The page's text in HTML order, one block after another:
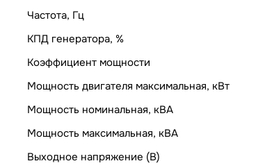
Частота, Гц
КПД генератора, %
Коэффициент мощности
Мощность двигателя максимальная, кВт
Мощность номинальная, кВА
Мощность максимальная, кВА
Выходное напряжение (В)